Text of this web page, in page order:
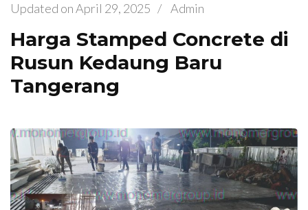
Updated onApril 29, 2025 / Admin
Harga Stamped Concrete di
Rusun Kedaung Baru
Tangerang